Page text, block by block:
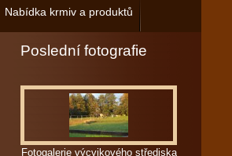
Nabídka krmiv a produktů
Poslední fotografie
Fotogalerie výcvikového střediska